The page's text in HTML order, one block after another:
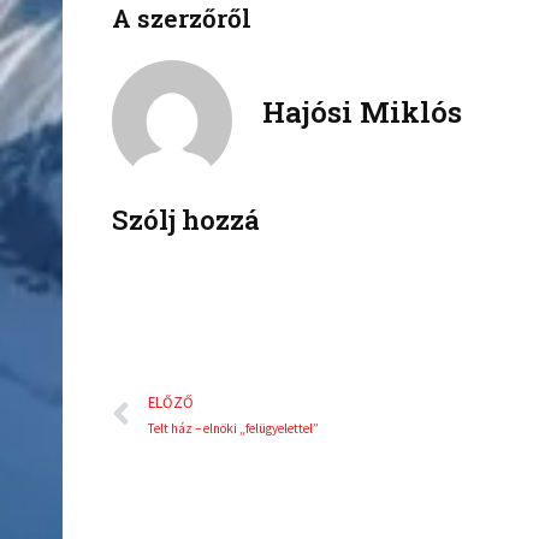
o
c
o
w
i
A szerzőről
Hajósi Miklós
Szólj hozzá
Előző
ELŐZŐ
Telt ház – elnöki „felügyelettel”